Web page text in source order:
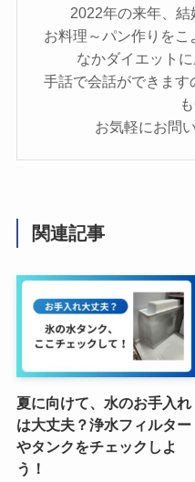
2022年の来年、結
お料理～パン作りを
なかダイエット
手話で会話ができま
お気軽にお問
関連記事
夏に向けて、水のお手入れ
は大丈夫？浄水フィルター
やタンクをチェックしよ
う！